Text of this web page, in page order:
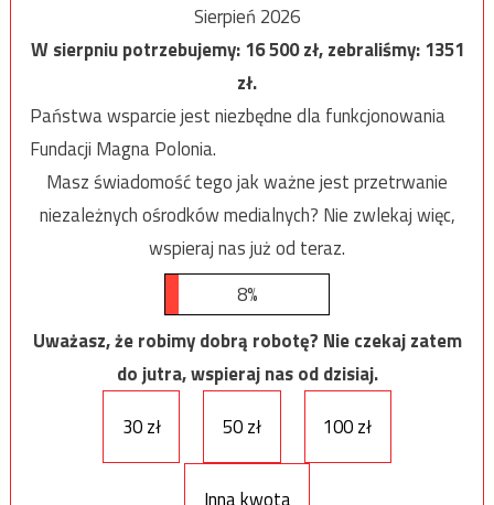
Sierpień 2026
W sierpniu potrzebujemy:16 500zł, zebraliśmy:1351
zł.
Państwa wsparcie jest niezbędne dla funkcjonowania
Fundacji Magna Polonia.
Masz świadomość tego jak ważne jest przetrwanie
niezależnych ośrodków medialnych? Nie zwlekaj więc,
wspieraj nas już od teraz.
8%
Uważasz, że robimy dobrą robotę? Nie czekaj zatem
do jutra, wspieraj nas od dzisiaj.
30 zł
50 zł 100 zł
Inna kwota